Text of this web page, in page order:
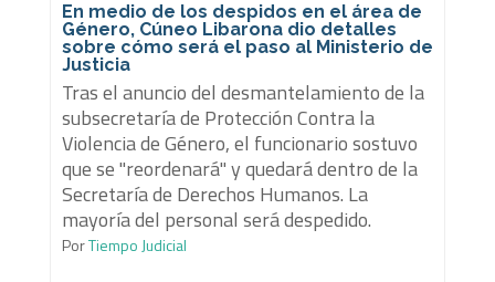
En medio de los despidos en el área de
Género, Cúneo Libarona dio detalles
sobre cómo será el paso al Ministerio de
Justicia
Tras el anuncio del desmantelamiento de la
subsecretaría de Protección Contra la
Violencia de Género, el funcionario sostuvo
que se "reordenará" y quedará dentro de la
Secretaría de Derechos Humanos. La
mayoría del personal será despedido.
PorTiempo Judicial